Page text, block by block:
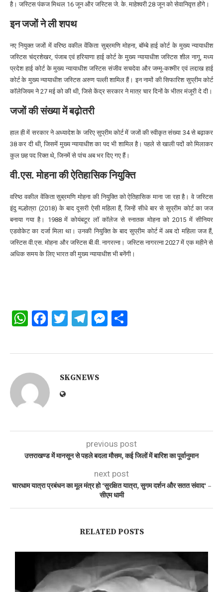
है। जस्टिस पंकज मिथल 16 जून और जस्टिस जे. के. माहेश्वरी 28 जून को सेवानिवृत्त होंगे।
इन जजों ने ली शपथ
नए नियुक्त जजों में वरिष्ठ वकील वेंकिता सुब्रमणि मोहना, बॉम्बे हाई कोर्ट के मुख्य न्यायाधीश
जस्टिस चंद्रशेखर, पंजाब एवं हरियाणा हाई कोर्ट के मुख्य न्यायाधीश जस्टिस शील नागू, मध्य
प्रदेश हाई कोर्ट के मुख्य न्यायाधीश जस्टिस संजीव सचदेवा और जम्मू-कश्मीर एवं लद्दाख हाई
कोर्ट के मुख्य न्यायाधीश जस्टिस अरुण पल्ली शामिल हैं। इन नामों की सिफारिश सुप्रीम कोर्ट
कॉलेजियम ने 27 मई को की थी, जिसे केंद्र सरकार ने मात्र चार दिनों के भीतर मंजूरी दे दी।
जजों की संख्या में बढ़ोतरी
हाल ही में सरकार ने अध्यादेश के जरिए सुप्रीम कोर्ट में जजों की स्वीकृत संख्या 34 से बढ़ाकर
38 कर दी थी, जिसमें मुख्य न्यायाधीश का पद भी शामिल है। पहले से खाली पदों को मिलाकर
कुल छह पद रिक्त थे, जिनमें से पांच अब भर दिए गए हैं।
वी.एस. मोहना की ऐतिहासिक नियुक्ति
वरिष्ठ वकील वेंकिता सुब्रमणि मोहना की नियुक्ति को ऐतिहासिक माना जा रहा है। वे जस्टिस
इंदु मल्होत्रा (2018) के बाद दूसरी ऐसी महिला हैं, जिन्हें सीधे बार से सुप्रीम कोर्ट का जज
बनाया गया है। 1988 में कोयंबटूर लॉ कॉलेज से स्नातक मोहना को 2015 में सीनियर
एडवोकेट का दर्जा मिला था। उनकी नियुक्ति के बाद सुप्रीम कोर्ट में अब दो महिला जज हैं,
जस्टिस वी.एस. मोहना और जस्टिस बी.वी. नागरत्ना। जस्टिस नागरत्ना 2027 में एक महीने से
अधिक समय के लिए भारत की मुख्य न्यायाधीश भी बनेंगी।
WhatsApp
Facebook
Twitter
Telegram
Messenger
SKGNEWS
previous post
उत्तराखण्ड में मानसून से पहले बदला मौसम, कई जिलों में बारिश का पूर्वानुमान
next post
चारधाम यात्रा प्रबंधन का मूल मंत्र हो ‘सुरक्षित यात्रा, सुगम दर्शन और सतत संवाद‘ –
सीएम धामी
RELATED POSTS